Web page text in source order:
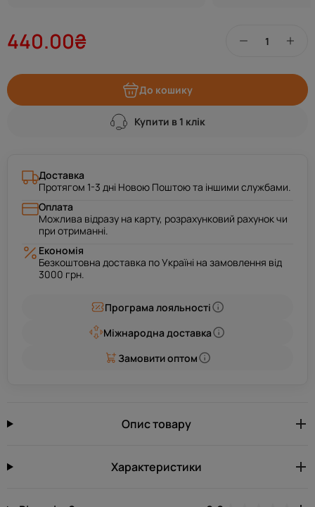
440.00₴
До кошику
Купити в 1 клік
Доставка
Протягом 1-3 дні Новою Поштою та іншими службами.
Оплата
Можлива відразу на карту, розрахунковий рахунок чи
при отриманні.
Економія
Безкоштовна доставка по Україні на замовлення від
3000 грн.
Програма лояльності
Міжнародна доставка
Замовити оптом
Опис товару
Характеристики